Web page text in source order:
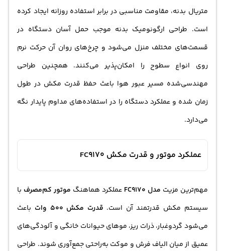
متریال بدنه، مقاومت مناسبی در برابر استفاده روزانه ایجاد کرده
است. طراحی ارگونومیک بدنه موجب حمل آسان دستگاه در
قسمت‌های مختلف منزل می‌شود و چرخ‌های روان آن حرکت نرم
روی انواع سطوح را امکان‌پذیر می‌کنند. همچنین طراحی
مهندسی‌شده مسیر عبور هوا باعث حفظ قدرت مکش در طول
زمان شده و عملکرد دستگاه را در استفاده‌های مداوم پایدار نگه
می‌دارد.
عملکرد موتور و قدرت مکش FC9170
مهم‌ترین مزیت مدل FC9170 عملکرد هماهنگ موتور کم‌مصرف با
سیستم مکش قدرتمند آن است. قدرت مکش 500 وات
باعث
می‌شود گردوغبار، ذرات ریز، موهای حیوانات خانگی و آلودگی‌های
عمیق از میان الیاف فرش و موکت به‌راحتی جمع‌آوری شوند. طراحی